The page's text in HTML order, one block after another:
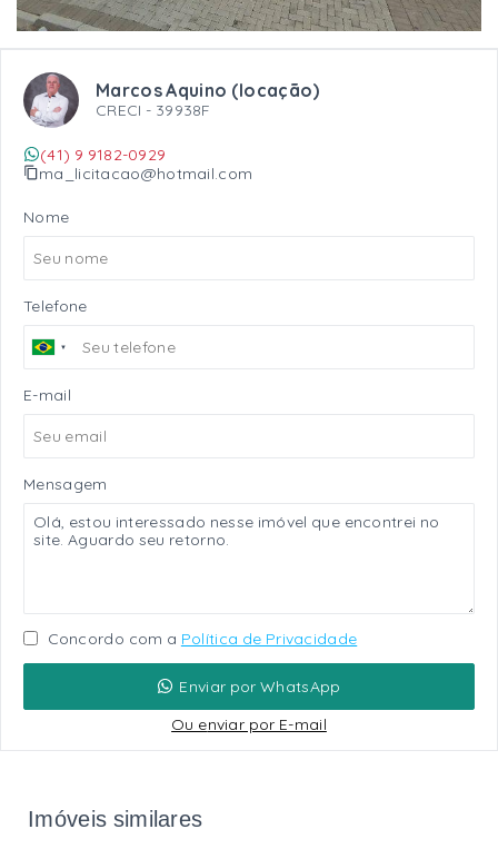
Marcos Aquino (locação)
CRECI - 39938F
(41) 9 9182-0929
ma_licitacao@hotmail.com
Nome
Telefone
E-mail
Mensagem
Concordo com a Política de Privacidade
Enviar por WhatsApp
Ou enviar por E-mail
Imóveis similares